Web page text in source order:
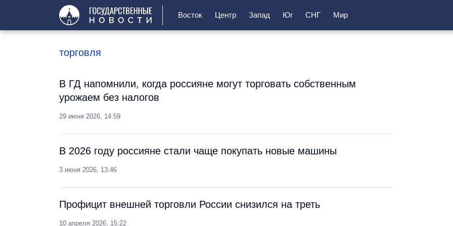
Восток Центр Запад Юг СНГ Мир
торговля
В ГД напомнили, когда россияне могут торговать собственным
урожаем без налогов
29 июня 2026, 14:59
В 2026 году россияне стали чаще покупать новые машины
3 июня 2026, 13:46
Профицит внешней торговли России снизился на треть
10 апреля 2026, 15:22